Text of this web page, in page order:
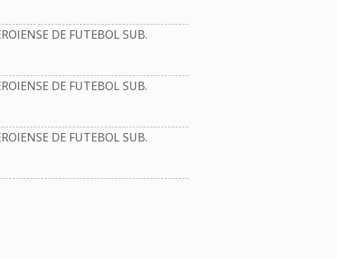
DE FUTEBOL SUB.
DE FUTEBOL SUB.
DE FUTEBOL SUB.